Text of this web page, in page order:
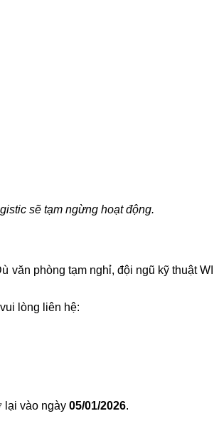
sẽ tạm ngừng hoạt động.
phòng tạm nghỉ, đội ngũ kỹ thuật
lòng liên hệ:
lại vào ngày 05/01/2026.